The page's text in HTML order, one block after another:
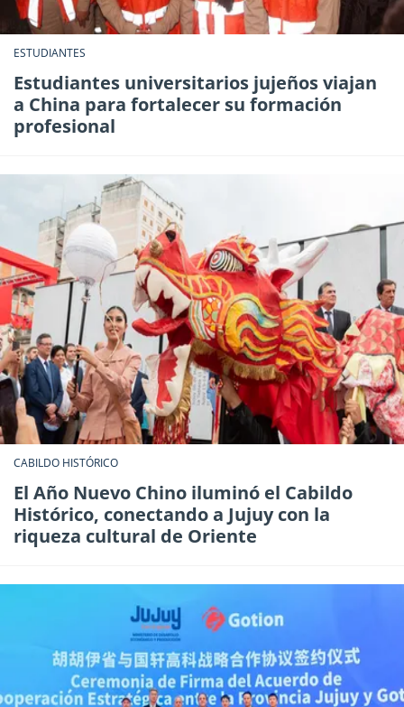
ESTUDIANTES
Estudiantes universitarios jujeños viajan
a China para fortalecer su formación
profesional
CABILDO HISTÓRICO
El Año Nuevo Chino iluminó el Cabildo
Histórico, conectando a Jujuy con la
riqueza cultural de Oriente